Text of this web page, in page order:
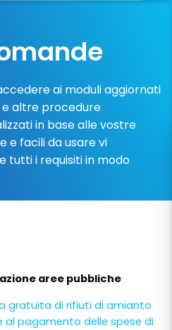
ai moduli aggiornati
altre procedure
in base alle vostre
e facili da usare vi
tutti i requisiti in modo
aree pubbliche
gratuita di rifiuti di amianto
al pagamento delle spese di